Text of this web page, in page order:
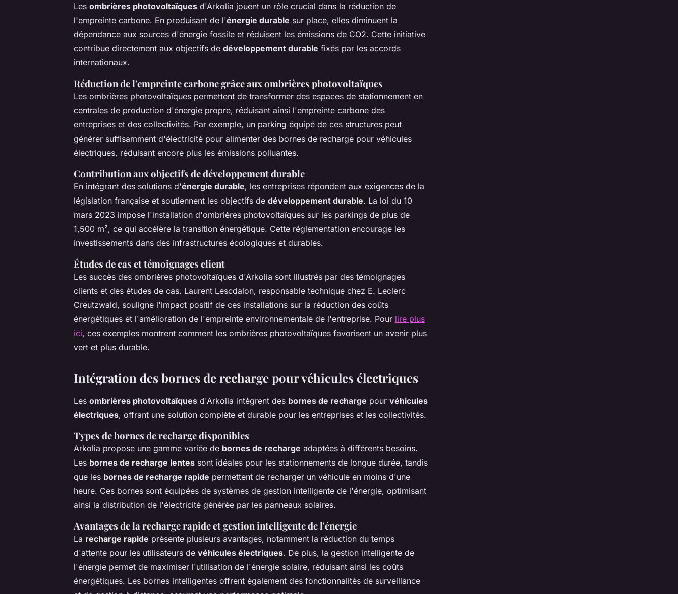
Les ombrières photovoltaïques d'Arkolia jouent un rôle crucial dans la réduction de
l'empreinte carbone. En produisant de l'énergie durable sur place, elles diminuent la
dépendance aux sources d'énergie fossile et réduisent les émissions de CO2. Cette initiative
contribue directement aux objectifs de développement durable fixés par les accords
internationaux.
Réduction de l'empreinte carbone grâce aux ombrières photovoltaïques
Les ombrières photovoltaïques permettent de transformer des espaces de stationnement en
centrales de production d'énergie propre, réduisant ainsi l'empreinte carbone des
entreprises et des collectivités. Par exemple, un parking équipé de ces structures peut
générer suffisamment d'électricité pour alimenter des bornes de recharge pour véhicules
électriques, réduisant encore plus les émissions polluantes.
Contribution aux objectifs de développement durable
En intégrant des solutions d'énergie durable, les entreprises répondent aux exigences de la
législation française et soutiennent les objectifs de développement durable. La loi du 10
mars 2023 impose l'installation d'ombrières photovoltaïques sur les parkings de plus de
1,500 m², ce qui accélère la transition énergétique. Cette réglementation encourage les
investissements dans des infrastructures écologiques et durables.
Études de cas et témoignages client
Les succès des ombrières photovoltaïques d'Arkolia sont illustrés par des témoignages
clients et des études de cas. Laurent Lescdalon, responsable technique chez E. Leclerc
Creutzwald, souligne l'impact positif de ces installations sur la réduction des coûts
énergétiques et l'amélioration de l'empreinte environnementale de l'entreprise. Pour lire plus
ici, ces exemples montrent comment les ombrières photovoltaïques favorisent un avenir plus
vert et plus durable.
Intégration des bornes de recharge pour véhicules électriques
Les ombrières photovoltaïques d'Arkolia intègrent des bornes de recharge pour véhicules
électriques, offrant une solution complète et durable pour les entreprises et les collectivités.
Types de bornes de recharge disponibles
Arkolia propose une gamme variée de bornes de recharge adaptées à différents besoins.
Les bornes de recharge lentes sont idéales pour les stationnements de longue durée, tandis
que les bornes de recharge rapide permettent de recharger un véhicule en moins d'une
heure. Ces bornes sont équipées de systèmes de gestion intelligente de l'énergie, optimisant
ainsi la distribution de l'électricité générée par les panneaux solaires.
Avantages de la recharge rapide et gestion intelligente de l'énergie
La recharge rapide présente plusieurs avantages, notamment la réduction du temps
d'attente pour les utilisateurs de véhicules électriques. De plus, la gestion intelligente de
l'énergie permet de maximiser l'utilisation de l'énergie solaire, réduisant ainsi les coûts
énergétiques. Les bornes intelligentes offrent également des fonctionnalités de surveillance